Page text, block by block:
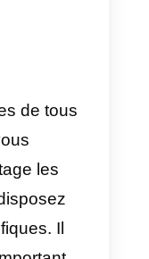
tiennent pas
cela. Une
de
canaux de